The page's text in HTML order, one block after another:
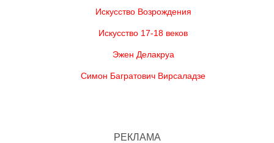
Искусство Возрождения
Искусство 17-18 веков
Эжен Делакруа
Симон Багратович Вирсаладзе
РЕКЛАМА